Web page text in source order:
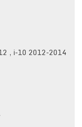
, i-10 2012-2014